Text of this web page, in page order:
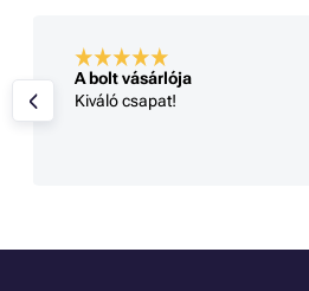
A bolt vásárlója
Kiváló csapat!